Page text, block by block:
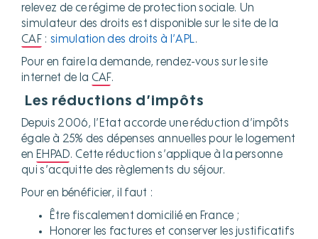
relevez de ce régime de protection sociale. Un
simulateur des droits est disponible sur le site de la
CAF : simulation des droits à l’APL.
Pour en faire la demande, rendez-vous sur le site
internet de la CAF.
Les réductions d’impôts
Depuis 2006, l’Etat accorde une réduction d’impôts
égale à 25% des dépenses annuelles pour le logement
en EHPAD. Cette réduction s’applique à la personne
qui s’acquitte des règlements du séjour.
Pour en bénéficier, il faut :
Être fiscalement domicilié en France ;
Honorer les factures et conserver les justificatifs